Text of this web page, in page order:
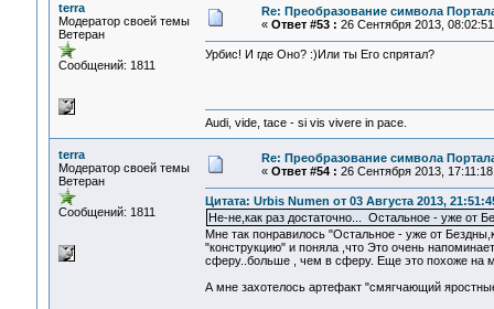
terra
Модератор своей темы
Ветеран
Сообщений: 1811
Re: Преобразование символа
« Ответ #53 : 26 Сентября 2013,
Урбис! И где Оно? :)Или ты Его спрятал?
Audi, vide, tace - si vis vivere in pace.
terra
Модератор своей темы
Ветеран
Сообщений: 1811
Re: Преобразование символа
« Ответ #54 : 26 Сентября 2013,
Цитата: Urbis Numen от 03 Августа 2013,
Не-не,как раз достаточно... Остальное - уже от
Мне так понравилось "Остальное - уже от
"конструкцию" и поняла ,что Это очень
сферу..больше , чем в сферу. Еще это похоже на
А мне захотелось артефакт "смягчающий